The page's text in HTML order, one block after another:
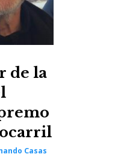
de la
Casas